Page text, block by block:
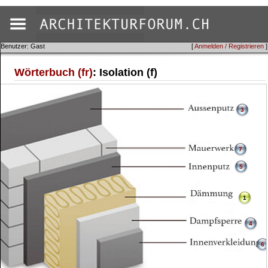
[Anmelden / Registrieren ]
Benutzer: Gast
Wörterbuch (fr): Isolation (f)
1
3
4
5
6
7